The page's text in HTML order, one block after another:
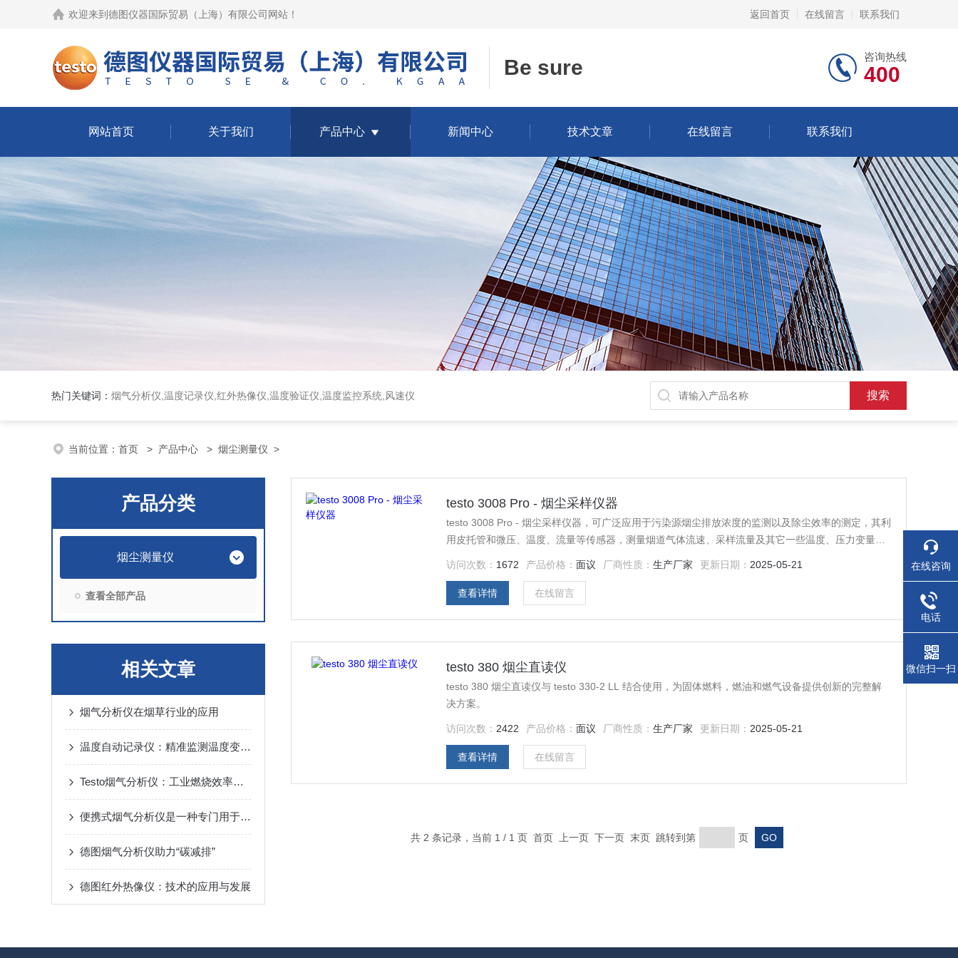
欢迎来到 德图仪器国际贸易（上海）有限公司网站 ！ 返回首页 在线留言 联系我们
Be sure 咨询热线
400
网站首页 关于我们 产品中心 新闻中心 技术文章 在线留言 联系我们
热门关键词： 烟气分析仪,温度记录仪,红外热像仪,温度验证仪,温度监控系统,风速仪
当前位置： 首页 > 产品中心 > 烟尘测量仪 >
产品分类
烟尘测量仪
查看全部产品
相关文章
烟气分析仪在烟草行业的应用
温度自动记录仪：精准监测温度变化的现代工具
Testo烟气分析仪：工业燃烧效率与环保监测的精准工具
便携式烟气分析仪是一种专门用于测量和记录烟气排放的设备
德图烟气分析仪助力“碳减排”
德图红外热像仪：技术的应用与发展
testo 3008 Pro - 烟尘采样仪器
testo 3008 Pro - 烟尘采样仪器，可广泛应用于污染源烟尘排放浓度的监测以及除尘效率的测定，其利
用皮托管和微压、温度、流量等传感器，测量烟道气体流速、采样流量及其它一些温度、压力变量，
粉尘浓度。
访问次数： 1672 产品价格：面议 厂商性质：生产厂家 更新日期： 2025-05-21
查看详情 在线留言
testo 380 烟尘直读仪
testo 380 烟尘直读仪与 testo 330-2 LL 结合使用，为固体燃料，燃油和燃气设备提供创新的完整解
决方案。
访问次数： 2422 产品价格：面议 厂商性质：生产厂家 更新日期： 2025-05-21
查看详情 在线留言
共 2 条记录，当前 1 / 1 页 首页 上一页 下一页 末页 跳转到第 页
在线咨询
电话
微信扫一扫